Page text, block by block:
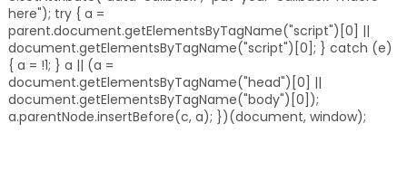
here"); try { a =
parent.document.getElementsByTagName("script")[0] ||
document.getElementsByTagName("script")[0]; } catch (e)
{ a = !1; } a || (a =
document.getElementsByTagName("head")[0] ||
document.getElementsByTagName("body")[0]);
a.parentNode.insertBefore(c, a); })(document, window);